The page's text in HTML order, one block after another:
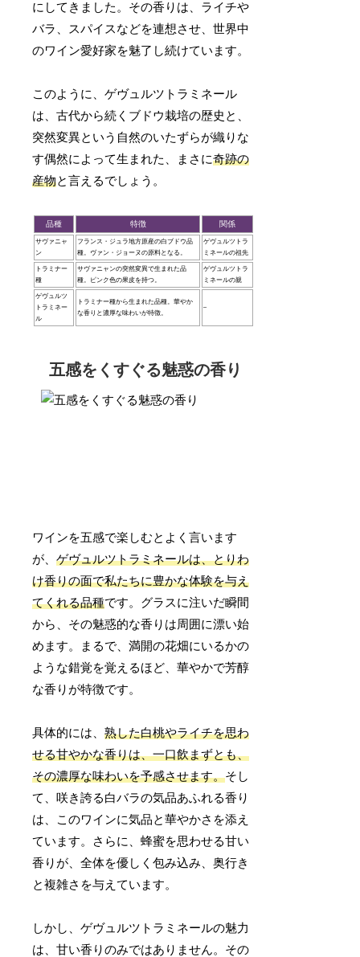
にしてきました。その香りは、ライチや
バラ、スパイスなどを連想させ、世界中
のワイン愛好家を魅了し続けています。
このように、ゲヴュルツトラミネール
は、古代から続くブドウ栽培の歴史と、
突然変異という自然のいたずらが織りな
す偶然によって生まれた、まさに奇跡の
産物と言えるでしょう。
品種 特徴 関係
サヴァニャ
ン
フランス・ジュラ地方原産の白ブドウ品
種。ヴァン・ジョーヌの原料となる。
ゲヴュルツトラ
ミネールの祖先
トラミナー
種
サヴァニャンの突然変異で生まれた品
種。ピンク色の果皮を持つ。
ゲヴュルツトラ
ミネールの親
ゲヴュルツ
トラミネー
ル
トラミナー種から生まれた品種。華やか
な香りと濃厚な味わいが特徴。
–
五感をくすぐる魅惑の香り
ワインを五感で楽しむとよく言います
が、ゲヴュルツトラミネールは、とりわ
け香りの面で私たちに豊かな体験を与え
てくれる品種です。グラスに注いだ瞬間
から、その魅惑的な香りは周囲に漂い始
めます。まるで、満開の花畑にいるかの
ような錯覚を覚えるほど、華やかで芳醇
な香りが特徴です。
具体的には、熟した白桃やライチを思わ
せる甘やかな香りは、一口飲まずとも、
その濃厚な味わいを予感させます。そし
て、咲き誇る白バラの気品あふれる香り
は、このワインに気品と華やかさを添え
ています。さらに、蜂蜜を思わせる甘い
香りが、全体を優しく包み込み、奥行き
と複雑さを与えています。
しかし、ゲヴュルツトラミネールの魅力
は、甘い香りのみではありません。その